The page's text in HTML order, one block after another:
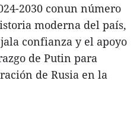
2030 conun número
moderna del país,
confianza y el apoyo
de Putin para
de Rusia en la